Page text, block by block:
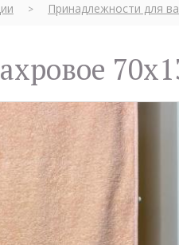
> Принадлежности для